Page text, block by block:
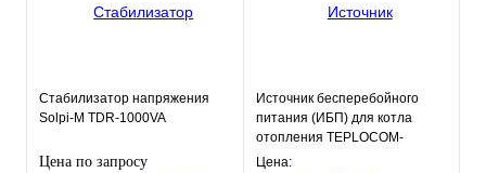
Стабилизатор напряжения
Solpi-M ТDR-1000VA
Цена по запросу
Источник бесперебойного
питания (ИБП) для котла
отопления TEPLOCOM-
250+40 (250ВА с АКБ 40а/ч)
Цена: